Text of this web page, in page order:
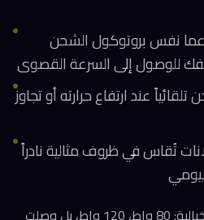
نفس بروتوكول الشحن
للوصول إلى السرعة القصوى
عند ارتفاع حرارته أو تجاوز
تُقاس في ظروف مثالية نادراً
تتفاخر الشركات بأرقام شحن خيالية: 80 واط، 120 واط، بل وصلت